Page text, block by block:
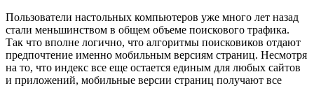
Пользователи настольных компьютеров уже много лет назад
стали меньшинством в общем объеме поискового трафика.
Так что вполне логично, что алгоритмы поисковиков отдают
предпочтение именно мобильным версиям страниц. Несмотря
на то, что индекс все еще остается единым для любых сайтов
и приложений, мобильные версии страниц получают все